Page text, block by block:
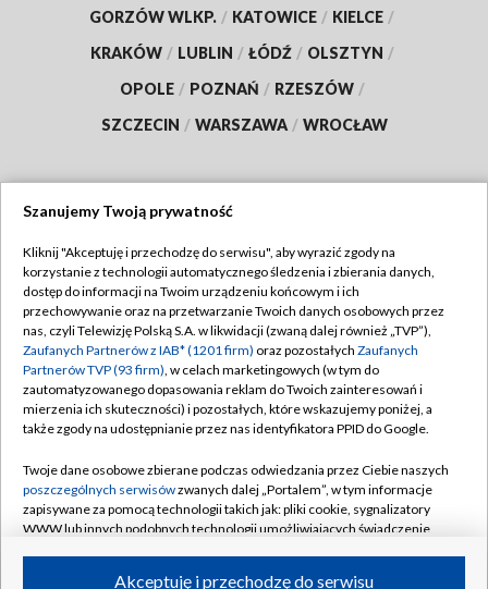
GORZÓW WLKP. / KATOWICE / KIELCE /
KRAKÓW / LUBLIN / ŁÓDŹ / OLSZTYN /
OPOLE / POZNAŃ / RZESZÓW /
SZCZECIN / WARSZAWA / WROCŁAW
TVP
Abonament TVP
Emisja w TVP
Centrum informacji TVP
Naziemna Telewizja Cyfrowa
Rada Programowa
System NOS
Informacje o nadawcy
Regulamin TVP
Polityka prywatności
Moje zgody
Pomoc
Kontakt
Kanały
Szanujemy Twoją prywatność
Kliknij "Akceptuję i przechodzę do serwisu", aby wyrazić zgody na
korzystanie z technologii automatycznego śledzenia i zbierania danych,
dostęp do informacji na Twoim urządzeniu końcowym i ich
przechowywanie oraz na przetwarzanie Twoich danych osobowych przez
nas, czyli Telewizję Polską S.A. w likwidacji (zwaną dalej również „TVP”),
Zaufanych Partnerów z IAB* (1201 firm) oraz pozostałych Zaufanych
Partnerów TVP (93 firm), w celach marketingowych (w tym do
zautomatyzowanego dopasowania reklam do Twoich zainteresowań i
mierzenia ich skuteczności) i pozostałych, które wskazujemy poniżej, a
także zgody na udostępnianie przez nas identyfikatora PPID do Google.
Twoje dane osobowe zbierane podczas odwiedzania przez Ciebie naszych
poszczególnych serwisówzwanych dalej „Portalem”, w tym informacje
zapisywane za pomocą technologii takich jak: pliki cookie, sygnalizatory
WWW lub innych podobnych technologii umożliwiających świadczenie
Akceptuję i przechodzę do serwisu